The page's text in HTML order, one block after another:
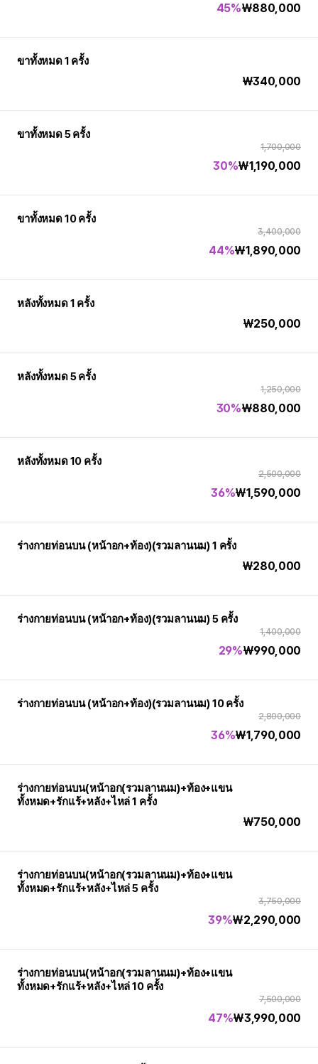
₩880,000
45%
ขาทั้งหมด 1 ครั้ง
₩340,000
ขาทั้งหมด 5 ครั้ง
1,700,000
₩1,190,000
30%
ขาทั้งหมด 10 ครั้ง
3,400,000
₩1,890,000
44%
หลังทั้งหมด 1 ครั้ง
₩250,000
หลังทั้งหมด 5 ครั้ง
1,250,000
₩880,000
30%
หลังทั้งหมด 10 ครั้ง
2,500,000
₩1,590,000
36%
ร่างกายท่อนบน (หน้าอก+ท้อง)(รวมลานนม) 1 ครั้ง
₩280,000
ร่างกายท่อนบน (หน้าอก+ท้อง)(รวมลานนม) 5 ครั้ง
1,400,000
₩990,000
29%
ร่างกายท่อนบน (หน้าอก+ท้อง)(รวมลานนม) 10 ครั้ง
2,800,000
₩1,790,000
36%
ร่างกายท่อนบน(หน้าอก(รวมลานนม)+ท้อง+แขน
ทั้งหมด+รักแร้+หลัง+ไหล่ 1 ครั้ง
₩750,000
ร่างกายท่อนบน(หน้าอก(รวมลานนม)+ท้อง+แขน
ทั้งหมด+รักแร้+หลัง+ไหล่ 5 ครั้ง
3,750,000
₩2,290,000
39%
ร่างกายท่อนบน(หน้าอก(รวมลานนม)+ท้อง+แขน
ทั้งหมด+รักแร้+หลัง+ไหล่ 10 ครั้ง
7,500,000
₩3,990,000
47%